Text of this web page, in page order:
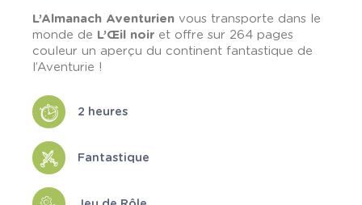
L’Almanach Aventurien vous transporte dans le
monde de L’Œil noir et offre sur 264 pages
couleur un aperçu du continent fantastique de
l’Aventurie !
2 heures
Fantastique